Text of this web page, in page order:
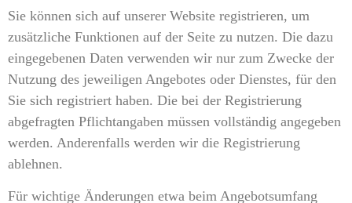
Sie können sich auf unserer Website registrieren, um
zusätzliche Funktionen auf der Seite zu nutzen. Die dazu
eingegebenen Daten verwenden wir nur zum Zwecke der
Nutzung des jeweiligen Angebotes oder Dienstes, für den
Sie sich registriert haben. Die bei der Registrierung
abgefragten Pflichtangaben müssen vollständig angegeben
werden. Anderenfalls werden wir die Registrierung
ablehnen.
Für wichtige Änderungen etwa beim Angebotsumfang